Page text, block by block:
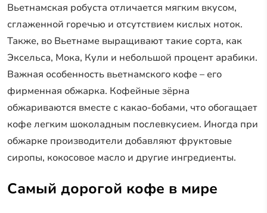
Вьетнамская робуста отличается мягким вкусом,
сглаженной горечью и отсутствием кислых ноток.
Также, во Вьетнаме выращивают такие сорта, как
Эксельса, Мока, Кули и небольшой процент арабики.
Важная особенность вьетнамского кофе – его
фирменная обжарка. Кофейные зёрна
обжариваются вместе с какао-бобами, что обогащает
кофе легким шоколадным послевкусием. Иногда при
обжарке производители добавляют фруктовые
сиропы, кокосовое масло и другие ингредиенты.
Самый дорогой кофе в мире